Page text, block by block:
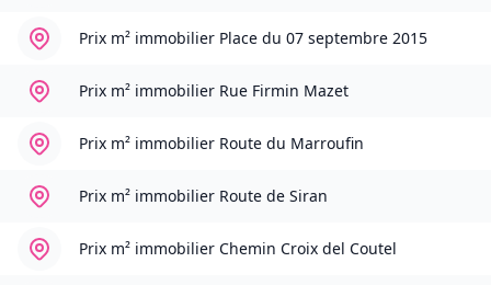
Prix m² immobilier Place du 07 septembre 2015
Prix m² immobilier Rue Firmin Mazet
Prix m² immobilier Route du Marroufin
Prix m² immobilier Route de Siran
Prix m² immobilier Chemin Croix del Coutel